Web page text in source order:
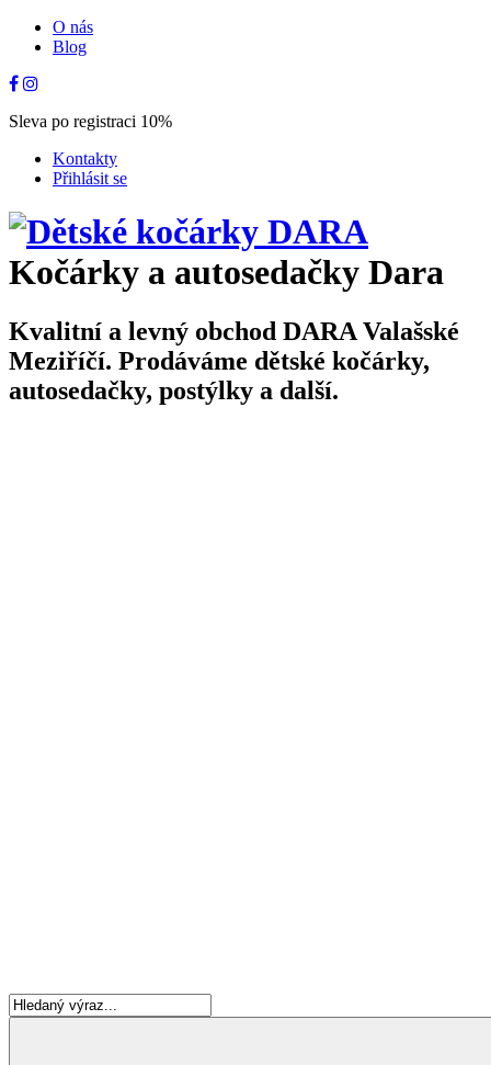
O nás
Blog
Sleva po registraci 10%
Kontakty
Přihlásit se
Kočárky a autosedačky Dara
Kvalitní a levný obchod DARA Valašské
Meziříčí. Prodáváme dětské kočárky,
autosedačky, postýlky a další.